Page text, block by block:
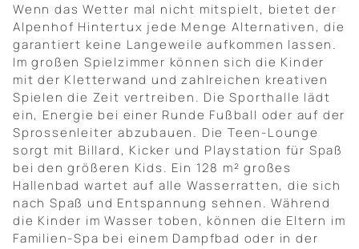
Wenn das Wetter mal nicht mitspielt, bietet der
Alpenhof Hintertux jede Menge Alternativen, die
garantiert keine Langeweile aufkommen lassen.
Im großen Spielzimmer können sich die Kinder
mit der Kletterwand und zahlreichen kreativen
Spielen die Zeit vertreiben. Die Sporthalle lädt
ein, Energie bei einer Runde Fußball oder auf der
Sprossenleiter abzubauen. Die Teen-Lounge
sorgt mit Billard, Kicker und Playstation für Spaß
bei den größeren Kids. Ein 128 m² großes
Hallenbad wartet auf alle Wasserratten, die sich
nach Spaß und Entspannung sehnen. Während
die Kinder im Wasser toben, können die Eltern im
Familien-Spa bei einem Dampfbad oder in der